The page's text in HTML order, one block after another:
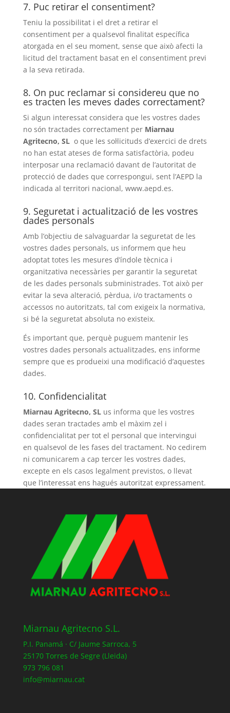
7. Puc retirar el consentiment?
Teniu la possibilitat i el dret a retirar el
consentiment per a qualsevol finalitat específica
atorgada en el seu moment, sense que això afecti la
licitud del tractament basat en el consentiment previ
a la seva retirada.
8. On puc reclamar si considereu que no
es tracten les meves dades correctament?
Si algun interessat considera que les vostres dades
no són tractades correctament per Miarnau
Agritecno, SLo que les sol·licituds d’exercici de drets
no han estat ateses de forma satisfactòria, podeu
interposar una reclamació davant de l’autoritat de
protecció de dades que correspongui, sent l’AEPD la
indicada al territori nacional, www.aepd.es.
9. Seguretat i actualització de les vostres
dades personals
Amb l’objectiu de salvaguardar la seguretat de les
vostres dades personals, us informem que heu
adoptat totes les mesures d’índole tècnica i
organitzativa necessàries per garantir la seguretat
de les dades personals subministrades. Tot això per
evitar la seva alteració, pèrdua, i/o tractaments o
accessos no autoritzats, tal com exigeix ​​la normativa,
si bé la seguretat absoluta no existeix.
És important que, perquè puguem mantenir les
vostres dades personals actualitzades, ens informe
sempre que es produeixi una modificació d’aquestes
dades.
10. Confidencialitat
Miarnau Agritecno, SLus informa que les vostres
dades seran tractades amb el màxim zel i
confidencialitat per tot el personal que intervingui
en qualsevol de les fases del tractament. No cedirem
ni comunicarem a cap tercer les vostres dades,
excepte en els casos legalment previstos, o llevat
que l’interessat ens hagués autoritzat expressament.
Miarnau Agritecno S.L.
P.I. Panamá · C/ Jaume Sarroca, 5
25170 Torres de Segre (Lleida)
973 796 081
info@miarnau.cat